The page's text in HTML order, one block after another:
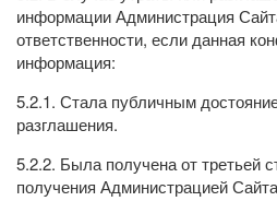
информации Администрация
ответственности, если данная
информация:
5.2.1. Стала публичным
разглашения.
5.2.2. Была получена от третьей
получения Администрацией